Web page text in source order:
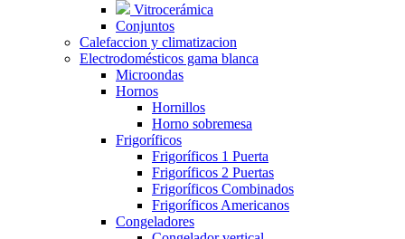
Vitrocerámica
Conjuntos
Calefaccion y climatizacion
Electrodomésticos gama blanca
Microondas
Hornos
Hornillos
Horno sobremesa
Frigoríficos
Frigoríficos 1 Puerta
Frigoríficos 2 Puertas
Frigoríficos Combinados
Frigoríficos Americanos
Congeladores